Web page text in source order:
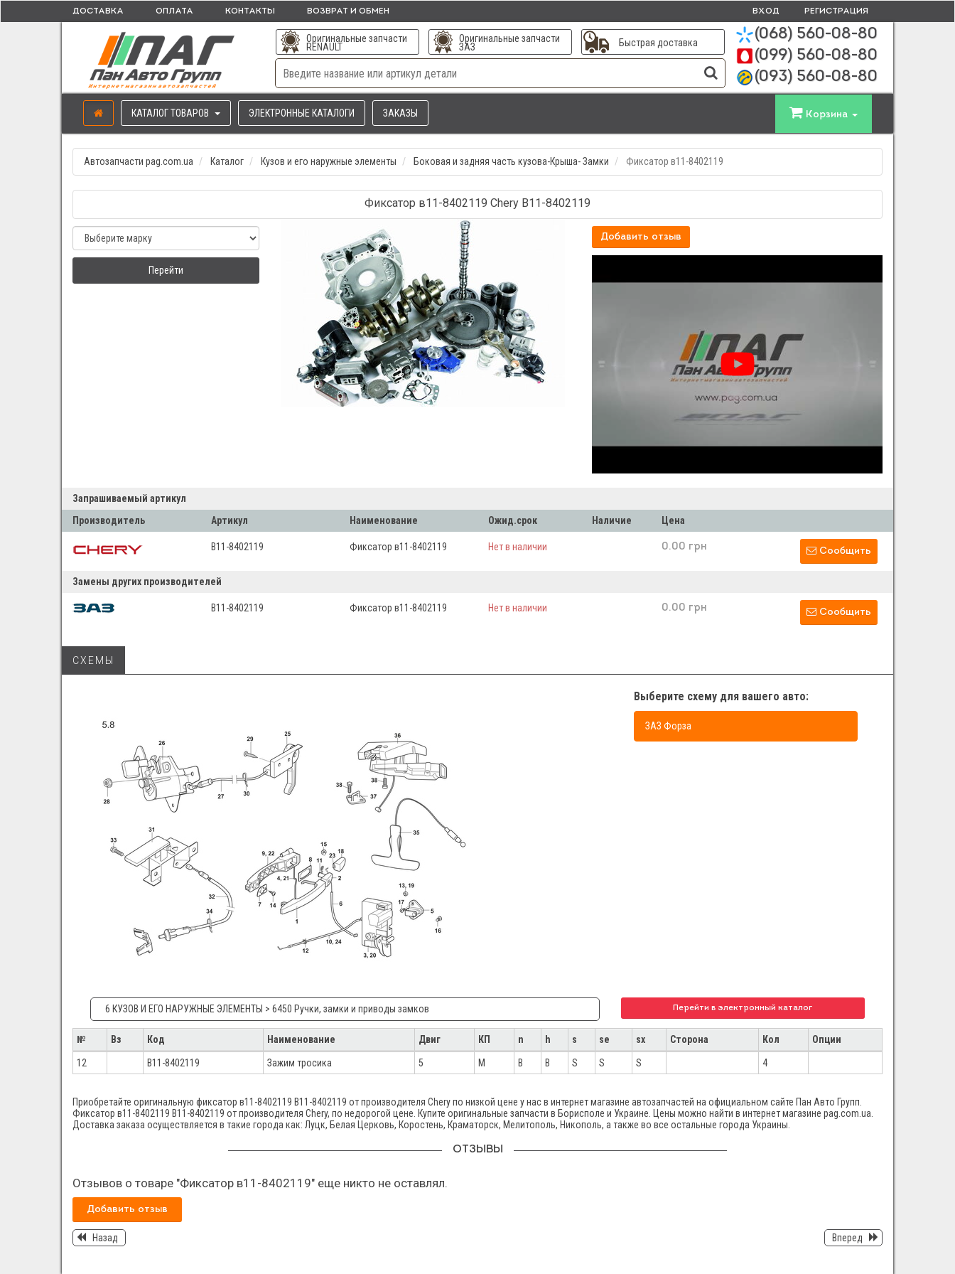
ДОСТАВКА ОПЛАТА КОНТАКТЫ ВОЗВРАТ И ОБМЕН ВХОД РЕГИСТРАЦИЯ
Оригинальные запчасти
RENAULT
Оригинальные запчасти
ЗАЗ Быстрая доставка (068) 560-08-80
(099) 560-08-80
(093) 560-08-80
КАТАЛОГ ТОВАРОВ ЭЛЕКТРОННЫЕ КАТАЛОГИ ЗАКАЗЫ Корзина
Автозапчасти pag.com.ua Каталог Кузов и его наружные элементы Боковая и задняя часть кузова-Крыша- Замки Фиксатор в11-8402119
Фиксатор в11-8402119 Chery B11-8402119
Перейти
Добавить отзыв
Запрашиваемый артикул
Производитель
Артикул Наименование Ожид.срок Наличие Цена
B11-8402119 Фиксатор в11-8402119 Нет в наличии 0.00 грн Сообщить
Замены других производителей
B11-8402119 Фиксатор в11-8402119 Нет в наличии 0.00 грн Сообщить
СХЕМЫ
Выберите схему для вашего авто:
ЗАЗ Форза
6 КУЗОВ И ЕГО НАРУЖНЫЕ ЭЛЕМЕНТЫ > 6450 Ручки, замки и приводы замков Перейти в электронный каталог
№ Вз Код Наименование Двиг КП n h s se sx Сторона Кол Опции
12 B11-8402119 Зажим тросика 5 M B B S S S 4
Приобретайте оригинальную фиксатор в11-8402119 B11-8402119 от производителя Chery по низкой цене у нас в интернет магазине автозапчастей на официальном сайте Пан Авто Групп.
Фиксатор в11-8402119 B11-8402119 от производителя Chery, по недорогой цене. Купите оригинальные запчасти в Борисполе и Украине. Цены можно найти в интернет магазине pag.com.ua.
Доставка заказа осуществляется в такие города как: Луцк, Белая Церковь, Коростень, Краматорск, Мелитополь, Никополь, а также во все остальные города Украины.
ОТЗЫВЫ
Отзывов о товаре "Фиксатор в11-8402119" еще никто не оставлял.
Добавить отзыв
Назад Вперед